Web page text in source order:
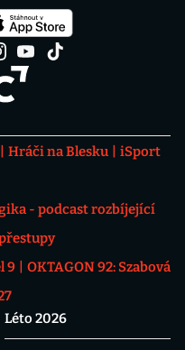
Hráči na Blesku
iSport
- podcast rozbíjející
9
OKTAGON 92: Szabová
Léto 2026